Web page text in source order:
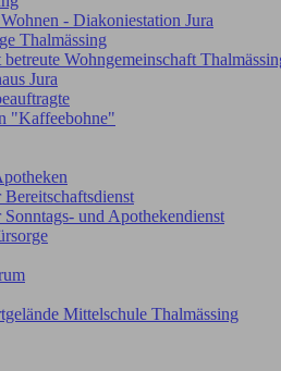
- Diakoniestation Jura
Thalmässing
Wohngemeinschaft
Jura
"Kaffeebohne"
und Apothekendienst
Mittelschule Thalmässing